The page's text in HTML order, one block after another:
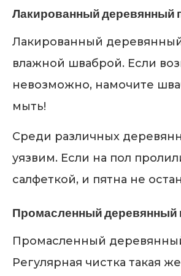
Лакированный деревянный
Лакированный
влажной шваброй. Если
невозможно, намочите
мыть!
Среди различных
уязвим. Если на пол
салфеткой, и пятна не
Промасленный деревянный
Промасленный
Регулярная чистка такая